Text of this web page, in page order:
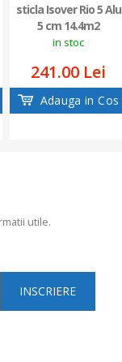
sticla Isover Rio 5 Alu
5 cm 14.4m2
in stoc
241.00 Lei
Adauga in Cos
utile.